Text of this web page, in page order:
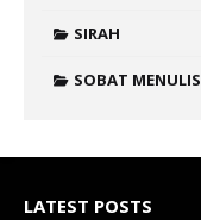
SIRAH
SOBAT MENULIS
LATEST POSTS